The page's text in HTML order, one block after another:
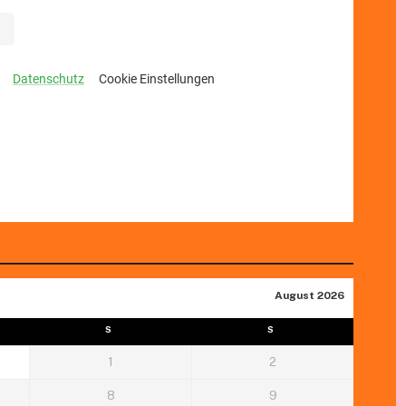
August 2026
S S
1 2
8 9